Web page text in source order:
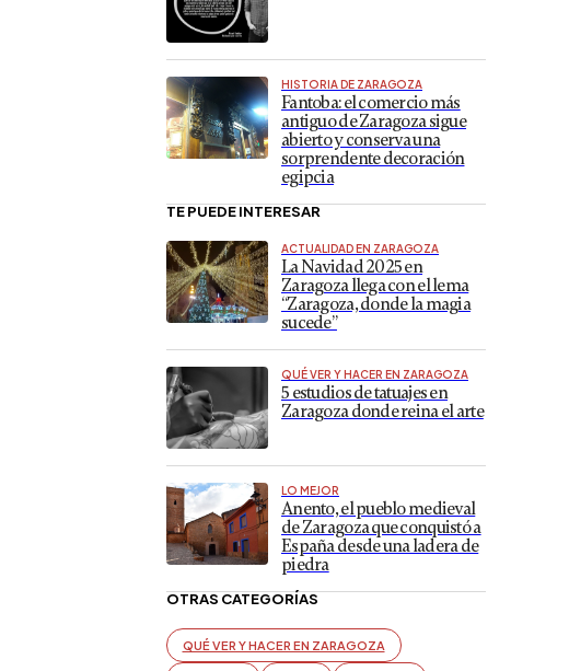
HISTORIA DE ZARAGOZA
Fantoba: el comercio más
antiguo de Zaragoza sigue
abierto y conserva una
sorprendente decoración
egipcia
TE PUEDE INTERESAR
ACTUALIDAD EN ZARAGOZA
La Navidad 2025 en
Zaragoza llega con el lema
“Zaragoza, donde la magia
sucede”
QUÉ VER Y HACER EN ZARAGOZA
5 estudios de tatuajes en
Zaragoza donde reina el arte
LO MEJOR
Anento, el pueblo medieval
de Zaragoza que conquistó a
España desde una ladera de
piedra
OTRAS CATEGORÍAS
QUÉ VER Y HACER EN ZARAGOZA